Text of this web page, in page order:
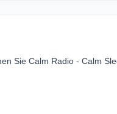
Sie Calm Radio - Calm